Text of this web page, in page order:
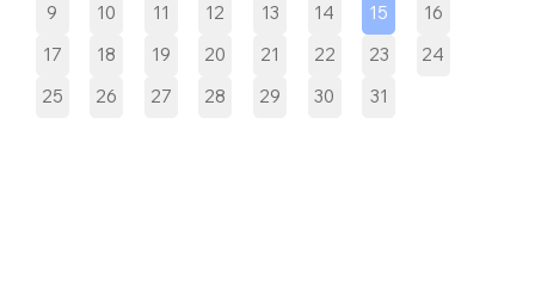
9
10 11 12 13 14 15
16
17
18 19 20 21 22 23
24
25
26 27 28 29 30 31